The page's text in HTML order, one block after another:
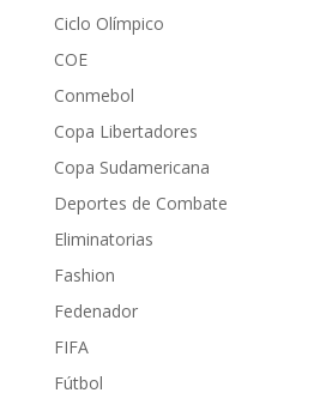
Ciclo Olímpico
COE
Conmebol
Copa Libertadores
Copa Sudamericana
Deportes de Combate
Eliminatorias
Fashion
Fedenador
FIFA
Fútbol